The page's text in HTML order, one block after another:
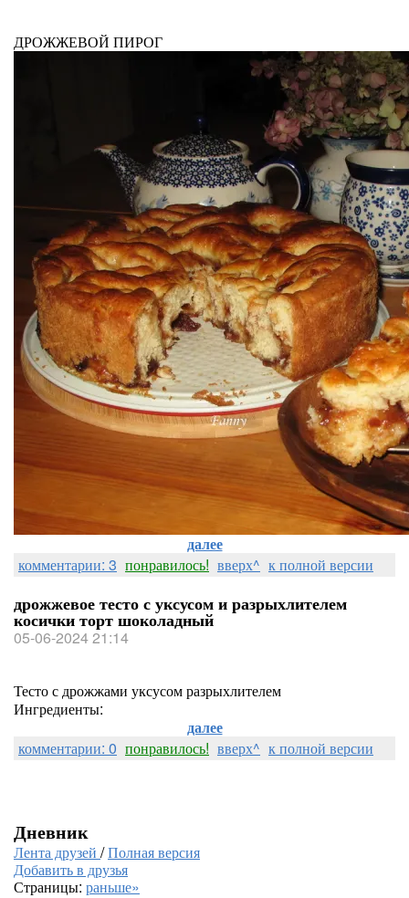
ДРОЖЖЕВОЙ ПИРОГ
далее
комментарии: 3 понравилось! вверх^ к полной версии
дрожжевое тесто с уксусом и разрыхлителем
косички торт шоколадный
05-06-2024 21:14
Тесто с дрожжами уксусом разрыхлителем
Ингредиенты:
далее
комментарии: 0 понравилось! вверх^ к полной версии
Дневник
Лента друзей /Полная версия
Добавить в друзья
Страницы: раньше»